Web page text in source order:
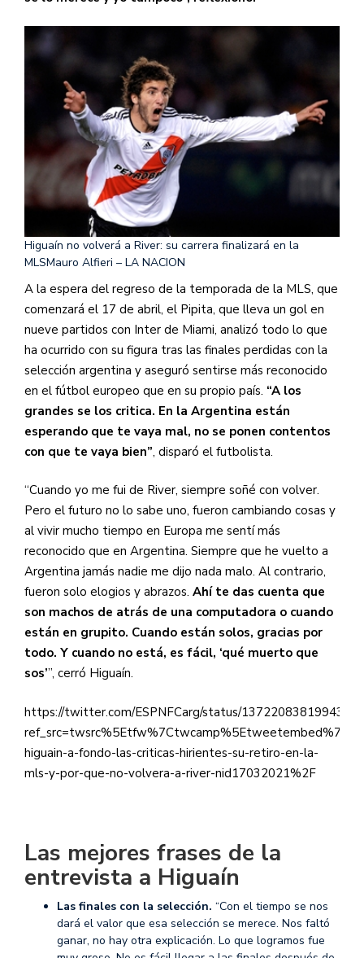
Higuaín no volverá a River: su carrera finalizará en la
MLSMauro Alfieri – LA NACION
A la espera del regreso de la temporada de la MLS, que
comenzará el 17 de abril, el Pipita, que lleva un gol en
nueve partidos con Inter de Miami, analizó todo lo que
ha ocurrido con su figura tras las finales perdidas con la
selección argentina y aseguró sentirse más reconocido
en el fútbol europeo que en su propio país. “A los
grandes se los critica. En la Argentina están
esperando que te vaya mal, no se ponen contentos
con que te vaya bien”, disparó el futbolista.
“Cuando yo me fui de River, siempre soñé con volver.
Pero el futuro no lo sabe uno, fueron cambiando cosas y
al vivir mucho tiempo en Europa me sentí más
reconocido que en Argentina. Siempre que he vuelto a
Argentina jamás nadie me dijo nada malo. Al contrario,
fueron solo elogios y abrazos. Ahí te das cuenta que
son machos de atrás de una computadora o cuando
están en grupito. Cuando están solos, gracias por
todo. Y cuando no está, es fácil, ‘qué muerto que
sos’”, cerró Higuaín.
https://twitter.com/ESPNFCarg/status/
higuain-a-fondo-las-criticas-hirientes-su-retiro-en-la-
mls-y-por-que-no-volvera-a-river-nid17032021%2F
Las mejores frases de la
entrevista a Higuaín
Las finales con la selección. “Con el tiempo se nos
dará el valor que esa selección se merece. Nos faltó
ganar, no hay otra explicación. Lo que logramos fue